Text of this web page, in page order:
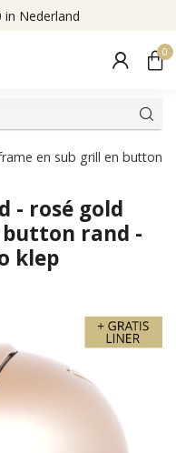
in Nederland
0
en sub grill en button
- rosé gold
rand -
klep